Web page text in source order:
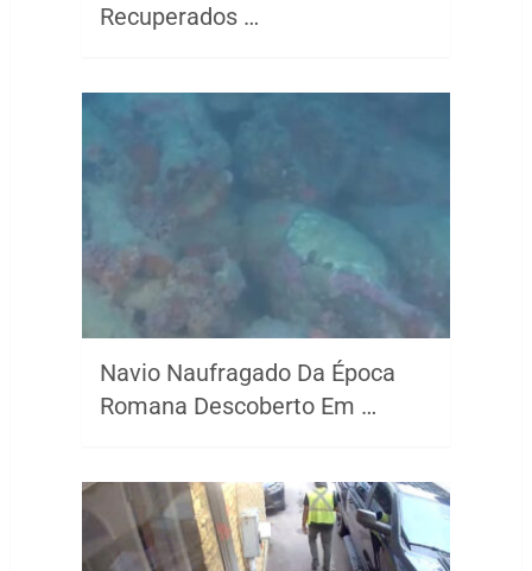
Recuperados …
Navio Naufragado Da Época
Romana Descoberto Em …